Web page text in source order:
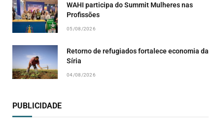
WAHI participa do Summit Mulheres nas
Profissões
05/08/2026
Retorno de refugiados fortalece economia da
Síria
04/08/2026
PUBLICIDADE